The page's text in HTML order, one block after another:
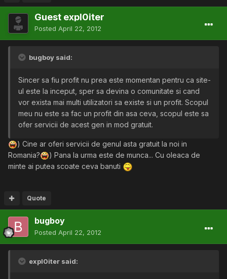
Guest expl0iter
Posted April 22, 2012
bugboy said:
Sincer sa fiu profit nu prea este momentan pentru ca site-
ul este la inceput, sper sa devina o comunitate si cand
vor exista mai multi utilizatori sa existe si un profit. Scopul
meu nu este sa fac un profit din asa ceva, scopul este sa
ofer servicii de acest gen in mod gratuit.
) Cine ar oferi servicii de genul asta gratuit la noi in
Romania?
) Pana la urma este de munca... Cu oleaca de
minte ai putea scoate ceva banuti
Quote
bugboy
Posted April 22, 2012
expl0iter said: